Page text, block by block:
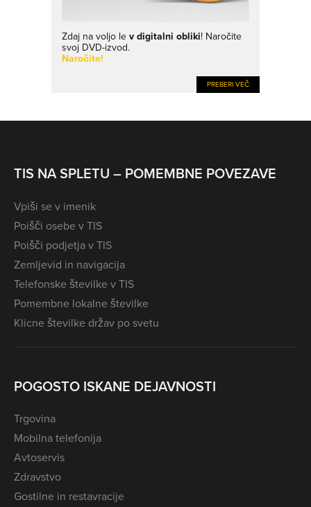
Zdaj na voljo lev digitalni obliki! Naročite
svoj DVD-izvod.
Naročite!
PREBERI VEČ
TIS NA SPLETU – POMEMBNE POVEZAVE
Vpiši se v imenik
Poišči osebe v TIS
Poišči podjetja v TIS
Zemljevid in navigacija
Telefonske številke v TIS
Pomembne lokalne številke
Klicne številke držav po svetu
POGOSTO ISKANE DEJAVNOSTI
Trgovina
Mobilna telefonija
Avtoservis
Zdravstvo
Gostilne in restavracije